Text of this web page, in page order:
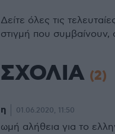
Δείτε όλες τις
στιγμή που συμβαίνουν,
ΣΧΟΛΙΑ (2)
η 01.06.2020, 11:50
ωμή αλήθεια για το